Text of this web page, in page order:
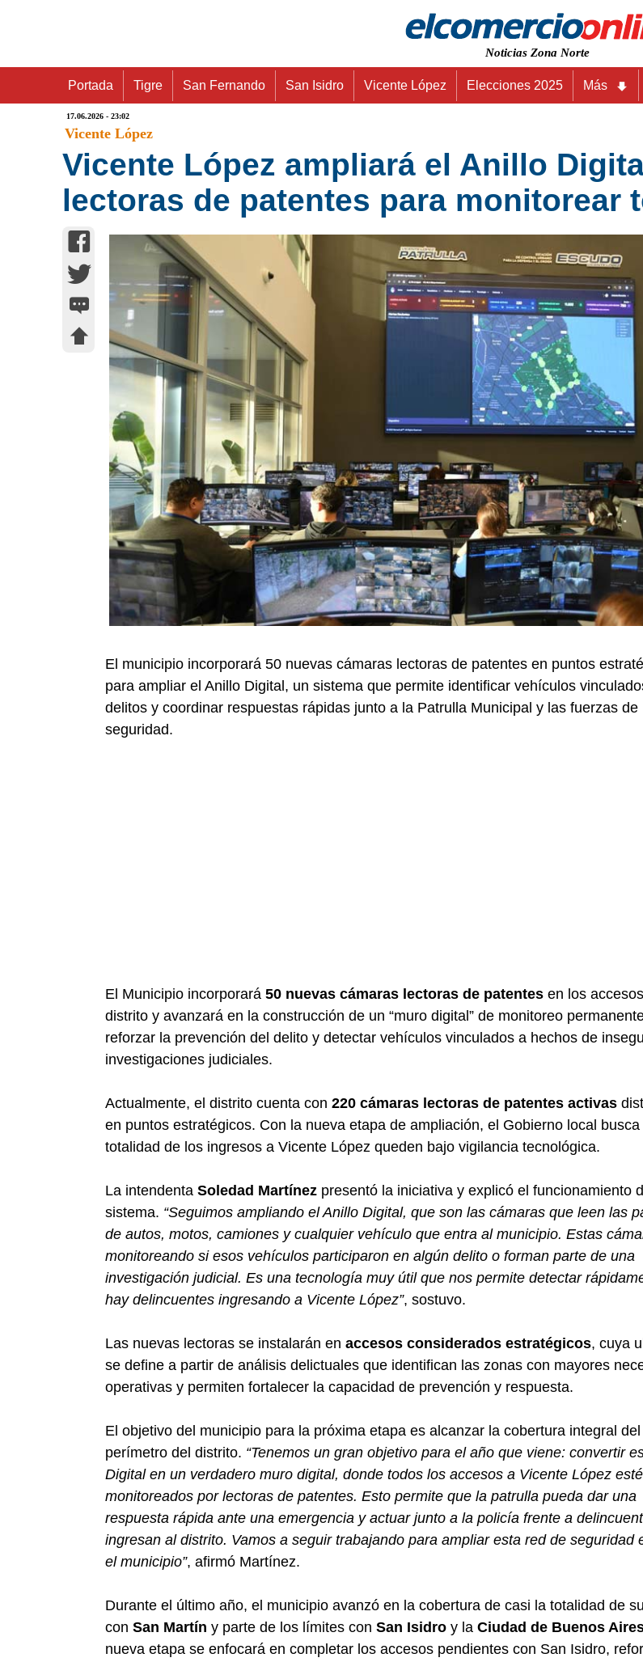
Noticias Zona Norte
Portada Tigre San Fernando San Isidro Vicente López Elecciones 2025 Más
17.06.2026 - 23:02
Vicente López
Vicente López ampliará el Anillo
lectoras de patentes para monitorear
El municipio incorporará 50 nuevas cámaras lectoras de patentes en puntos
para ampliar el Anillo Digital, un sistema que permite identificar vehículos
delitos y coordinar respuestas rápidas junto a la Patrulla Municipal y las fuerzas de
seguridad.
El Municipio incorporará 50 nuevas cámaras lectoras de patentes en los
distrito y avanzará en la construcción de un “muro digital” de monitoreo
reforzar la prevención del delito y detectar vehículos vinculados a hechos de
investigaciones judiciales.
Actualmente, el distrito cuenta con 220 cámaras lectoras de patentes activas
en puntos estratégicos. Con la nueva etapa de ampliación, el Gobierno local
totalidad de los ingresos a Vicente López queden bajo vigilancia tecnológica.
La intendenta Soledad Martínez presentó la iniciativa y explicó el funcionamiento
sistema. “Seguimos ampliando el Anillo Digital, que son las cámaras que leen las
de autos, motos, camiones y cualquier vehículo que entra al municipio. Estas
monitoreando si esos vehículos participaron en algún delito o forman parte de una
investigación judicial. Es una tecnología muy útil que nos permite detectar
hay delincuentes ingresando a Vicente López”, sostuvo.
Las nuevas lectoras se instalarán en accesos considerados estratégicos, cuya
se define a partir de análisis delictuales que identifican las zonas con mayores
operativas y permiten fortalecer la capacidad de prevención y respuesta.
El objetivo del municipio para la próxima etapa es alcanzar la cobertura integral del
perímetro del distrito. “Tenemos un gran objetivo para el año que viene: convertir
Digital en un verdadero muro digital, donde todos los accesos a Vicente López
monitoreados por lectoras de patentes. Esto permite que la patrulla pueda dar una
respuesta rápida ante una emergencia y actuar junto a la policía frente a
ingresan al distrito. Vamos a seguir trabajando para ampliar esta red de seguridad
el municipio”, afirmó Martínez.
Durante el último año, el municipio avanzó en la cobertura de casi la totalidad de
con San Martín y parte de los límites con San Isidro y la Ciudad de Buenos
nueva etapa se enfocará en completar los accesos pendientes con San Isidro,